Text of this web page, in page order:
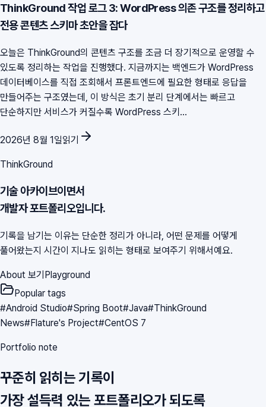
ThinkGround 작업 로그 3: WordPress 의존 구조를 정리하고
전용 콘텐츠 스키마 초안을 잡다
오늘은 ThinkGround의 콘텐츠 구조를 조금 더 장기적으로 운영할 수
있도록 정리하는 작업을 진행했다. 지금까지는 백엔드가 WordPress
데이터베이스를 직접 조회해서 프론트엔드에 필요한 형태로 응답을
만들어주는 구조였는데, 이 방식은 초기 분리 단계에서는 빠르고
단순하지만 서비스가 커질수록 WordPress 스키...
2026년 8월 1일읽기
ThinkGround
기술 아카이브이면서
개발자 포트폴리오입니다.
기록을 남기는 이유는 단순한 정리가 아니라, 어떤 문제를 어떻게
풀어왔는지 시간이 지나도 읽히는 형태로 보여주기 위해서예요.
About 보기Playground
Popular tags
#Android Studio#Spring Boot#Java#ThinkGround
News#Flature's Project#CentOS 7
Portfolio note
꾸준히 읽히는 기록이
가장 설득력 있는 포트폴리오가 되도록